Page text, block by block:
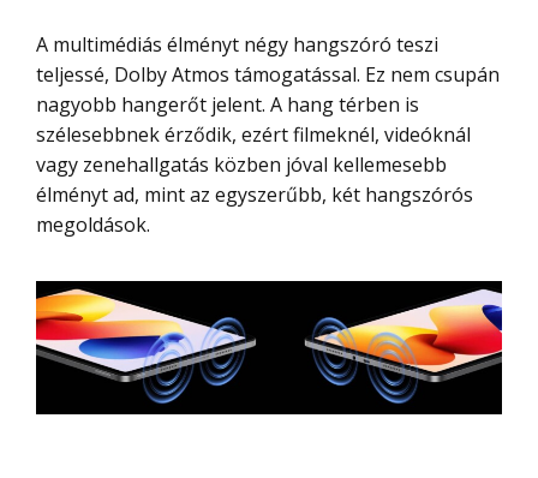
A multimédiás élményt négy hangszóró teszi
teljessé, Dolby Atmos támogatással. Ez nem csupán
nagyobb hangerőt jelent. A hang térben is
szélesebbnek érződik, ezért filmeknél, videóknál
vagy zenehallgatás közben jóval kellemesebb
élményt ad, mint az egyszerűbb, két hangszórós
megoldások.